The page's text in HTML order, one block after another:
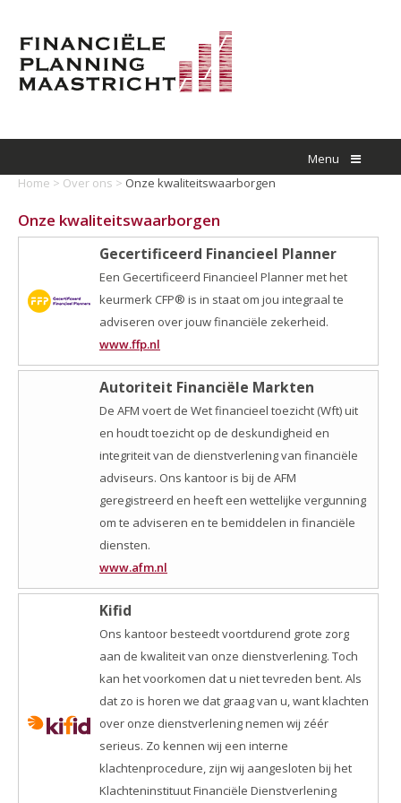
Menu
Home > Over ons > Onze kwaliteitswaarborgen
Onze kwaliteitswaarborgen
Gecertificeerd Financieel Planner
Een Gecertificeerd Financieel Planner met het
keurmerk CFP® is in staat om jou integraal te
adviseren over jouw financiële zekerheid.
www.ffp.nl
Autoriteit Financiële Markten
De AFM voert de Wet financieel toezicht (Wft) uit
en houdt toezicht op de deskundigheid en
integriteit van de dienstverlening van financiële
adviseurs. Ons kantoor is bij de AFM
geregistreerd en heeft een wettelijke vergunning
om te adviseren en te bemiddelen in financiële
diensten.
www.afm.nl
Kifid
Ons kantoor besteedt voortdurend grote zorg
aan de kwaliteit van onze dienstverlening. Toch
kan het voorkomen dat u niet tevreden bent. Als
dat zo is horen we dat graag van u, want klachten
over onze dienstverlening nemen wij zéér
serieus. Zo kennen wij een interne
klachtenprocedure, zijn wij aangesloten bij het
Klachteninstituut Financiële Dienstverlening